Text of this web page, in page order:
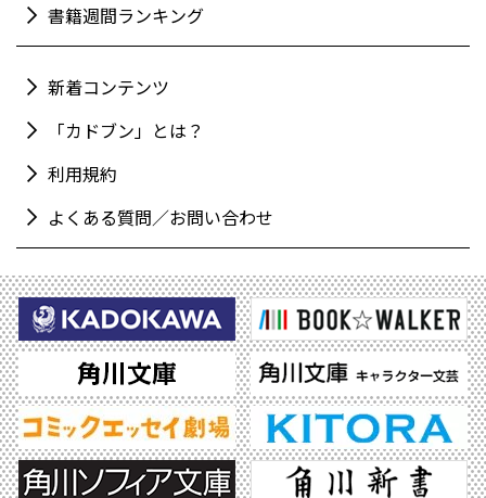
書籍週間ランキング
新着コンテンツ
「カドブン」とは？
利用規約
よくある質問／お問い合わせ